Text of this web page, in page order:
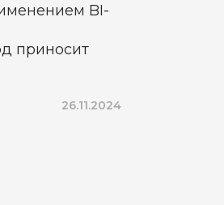
BI-
приносит
26.11.2024